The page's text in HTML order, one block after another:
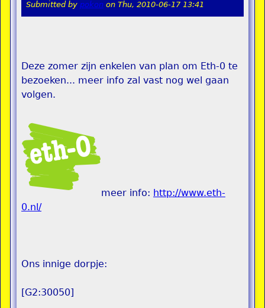
Submitted by pokon on Thu, 2010-06-17 13:41
Deze zomer zijn enkelen van plan om Eth-0 te
bezoeken... meer info zal vast nog wel gaan
volgen.
meer info: http://www.eth-
0.nl/
Ons innige dorpje:
[G2:30050]